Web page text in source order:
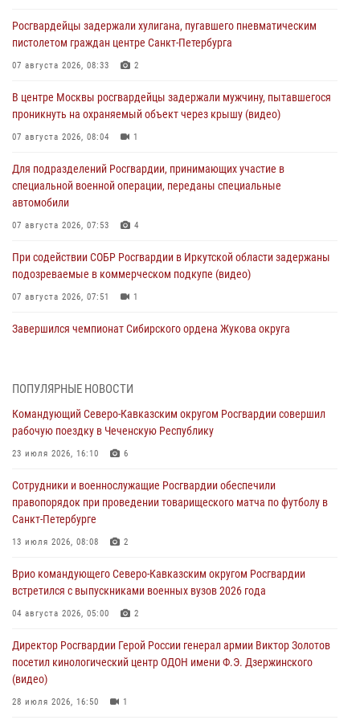
Росгвардейцы задержали хулигана, пугавшего пневматическим
пистолетом граждан центре Санкт-Петербурга
07 августа 2026, 08:33 2
В центре Москвы росгвардейцы задержали мужчину, пытавшегося
проникнуть на охраняемый объект через крышу (видео)
07 августа 2026, 08:04 1
Для подразделений Росгвардии, принимающих участие в
специальной военной операции, переданы специальные
автомобили
07 августа 2026, 07:53 4
При содействии СОБР Росгвардии в Иркутской области задержаны
подозреваемые в коммерческом подкупе (видео)
07 августа 2026, 07:51 1
Завершился чемпионат Сибирского ордена Жукова округа
Кубани
07 августа 2026, 06:49
святого праведного воина Федора Ушакова (видео)
07 августа 2026, 06:15
Росгвардейцы оказали адресную помощь жителям Луганской
07 августа 2026, 05:00
Сотрудники Росгвардии в Забайкалье потушили загоревшийся дом
07 августа 2026, 04:10
ПОПУЛЯРНЫЕ НОВОСТИ
Командующий Северо-Кавказским округом Росгвардии совершил
рабочую поездку в Чеченскую Республику
23 июля 2026, 16:10 6
Сотрудники и военнослужащие Росгвардии обеспечили
правопорядок при проведении товарищеского матча по футболу в
Санкт-Петербурге
13 июля 2026, 08:08 2
Врио командующего Северо-Кавказским округом Росгвардии
встретился с выпускниками военных вузов 2026 года
04 августа 2026, 05:00 2
Директор Росгвардии Герой России генерал армии Виктор Золотов
посетил кинологический центр ОДОН имени Ф.Э. Дзержинского
(видео)
28 июля 2026, 16:50 1